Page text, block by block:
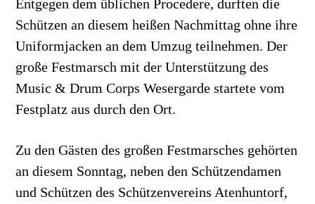
Entgegen dem üblichen Procedere, durften die
Schützen an diesem heißen Nachmittag ohne ihre
Uniformjacken an dem Umzug teilnehmen. Der
große Festmarsch mit der Unterstützung des
Music & Drum Corps Wesergarde startete vom
Festplatz aus durch den Ort.
Zu den Gästen des großen Festmarsches gehörten
an diesem Sonntag, neben den Schützendamen
und Schützen des Schützenvereins Atenhuntorf,